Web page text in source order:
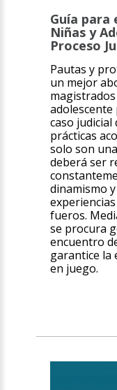
Guía para
Niñas y
Proceso
Pautas y
un mejor
caso judicial
prácticas
solo son
deberá ser
dinamismo
fueros.
se procura
encuentro
garantice la
en juego.